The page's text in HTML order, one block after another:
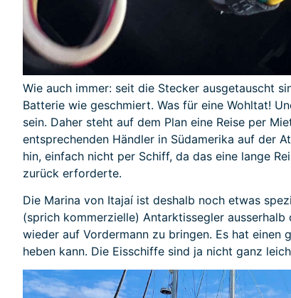
Wie auch immer: seit die Stecker ausgetauscht
Batterie wie geschmiert. Was für eine Wohltat!
sein. Daher steht auf dem Plan eine Reise per
entsprechenden Händler in Südamerika auf der
hin, einfach nicht per Schiff, da das eine lange
zurück erforderte.
Die Marina von Itajaí ist deshalb noch etwas
(sprich kommerzielle) Antarktissegler
wieder auf Vordermann zu bringen. Es hat einen
heben kann. Die Eisschiffe sind ja nicht ganz